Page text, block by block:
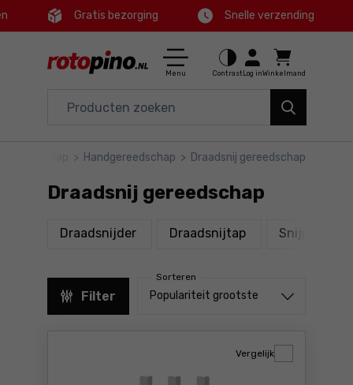
Ctrl
Hoofdmenu
Filters
Producten
Voettekst
Gratis bezorging Snelle verzending
Menu Contrast Log inWinkelmand
Huis en tuin
Aanbiedingen
> Handgereedschap > Draadsnij gereedschap
Draadsnij gereedschap
Draadsnijder producten
Draadsnijtap productenSnijplaat
Filter
Sorteren
Sorteren uit
Populariteit grootste
Vergelijk